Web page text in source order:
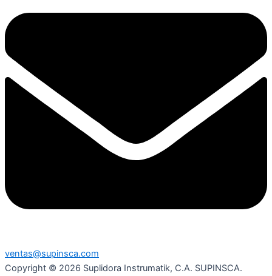
ventas@supinsca.com
Copyright © 2026 Suplidora Instrumatik, C.A. SUPINSCA.